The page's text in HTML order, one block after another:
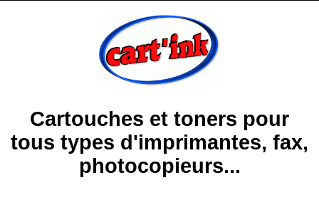
Cartouches et toners pour
tous types d'imprimantes, fax,
photocopieurs...